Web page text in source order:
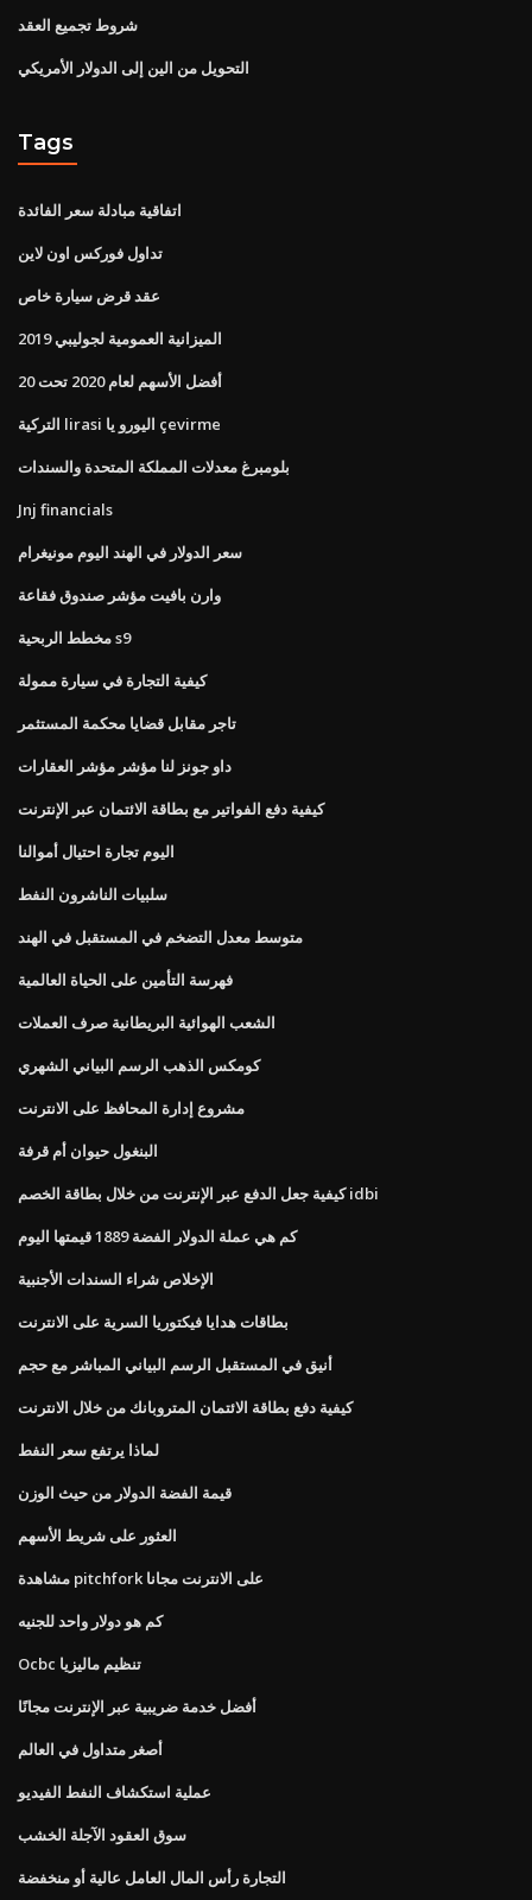
شروط تجميع العقد
التحويل من الين إلى الدولار الأمريكي
Tags
اتفاقية مبادلة سعر الفائدة
تداول فوركس اون لاين
عقد قرض سيارة خاص
الميزانية العمومية لجوليبي 2019
أفضل الأسهم لعام 2020 تحت 20
التركية lirasi اليورو يا çevirme
بلومبرغ معدلات المملكة المتحدة والسندات
Jnj financials
سعر الدولار في الهند اليوم مونيغرام
وارن بافيت مؤشر صندوق فقاعة
مخطط الربحية s9
كيفية التجارة في سيارة ممولة
تاجر مقابل قضايا محكمة المستثمر
داو جونز لنا مؤشر مؤشر العقارات
كيفية دفع الفواتير مع بطاقة الائتمان عبر الإنترنت
اليوم تجارة احتيال أموالنا
سلبيات الناشرون النفط
متوسط ​​معدل التضخم في المستقبل في الهند
فهرسة التأمين على الحياة العالمية
الشعب الهوائية البريطانية صرف العملات
كومكس الذهب الرسم البياني الشهري
مشروع إدارة المحافظ على الانترنت
البنغول حيوان أم قرفة
كيفية جعل الدفع عبر الإنترنت من خلال بطاقة الخصم idbi
كم هي عملة الدولار الفضة 1889 قيمتها اليوم
الإخلاص شراء السندات الأجنبية
بطاقات هدايا فيكتوريا السرية على الانترنت
أنيق في المستقبل الرسم البياني المباشر مع حجم
كيفية دفع بطاقة الائتمان المتروبانك من خلال الانترنت
لماذا يرتفع سعر النفط
قيمة الفضة الدولار من حيث الوزن
العثور على شريط الأسهم
مشاهدة pitchfork على الانترنت مجانا
كم هو دولار واحد للجنيه
Ocbc تنظيم ماليزيا
أفضل خدمة ضريبية عبر الإنترنت مجانًا
أصغر متداول في العالم
عملية استكشاف النفط الفيديو
سوق العقود الآجلة الخشب
التجارة رأس المال العامل عالية أو منخفضة